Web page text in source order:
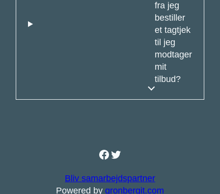
fra jeg
bestiller
et tagtjek
til jeg
modtager
mit
tilbud?
Facebook
Twitter
Bliv samarbejdspartner
Powered by gronbergit.com